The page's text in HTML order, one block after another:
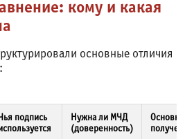
кому и какая
основные отличия
подпись
Нужна ли МЧД
(доверенность)
Основное
получения